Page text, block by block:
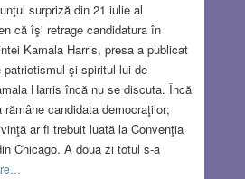
surpriză din 21 iulie al
că îşi retrage candidatura în
Kamala Harris, presa a publicat
patriotismul şi spiritul lui de
Harris încă nu se discuta. Încă
candidata democraţilor;
ar fi trebuit luată la Convenţia
Chicago. A doua zi totul s-a